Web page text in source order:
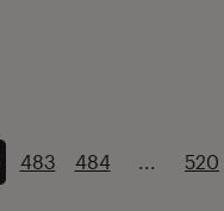
483 484 ... 520